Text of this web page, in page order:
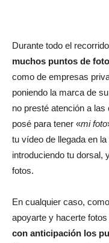
Durante todo el
muchos puntos de
como de empresas
poniendo la marca de
no presté atención a
posé para tener «mi foto
tu vídeo de llegada en
introduciendo tu dorsal,
fotos.
En cualquier caso,
apoyarte y hacerte
con anticipación los